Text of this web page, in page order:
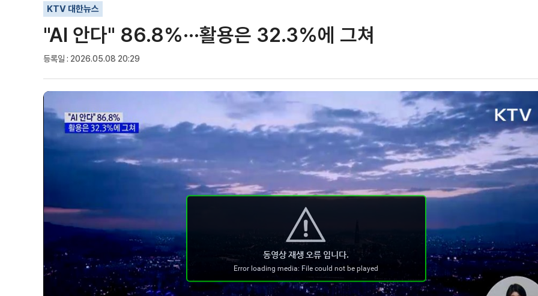
KTV 대한뉴스
"AI 안다" 86.8%···활용은 32.3%에 그쳐
등록일 : 2026.05.08 20:29
기사인쇄
글자확대
글자축소